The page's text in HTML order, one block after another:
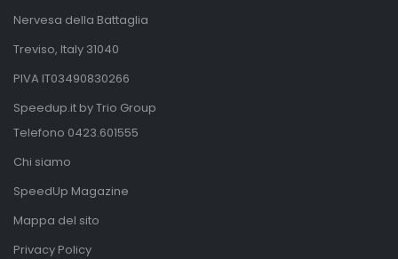
Nervesa della Battaglia
Treviso, Italy 31040
PIVA IT03490830266
Speedup.it by Trio Group
Telefono 0423.601555
Chi siamo
SpeedUp Magazine
Mappa del sito
Privacy Policy